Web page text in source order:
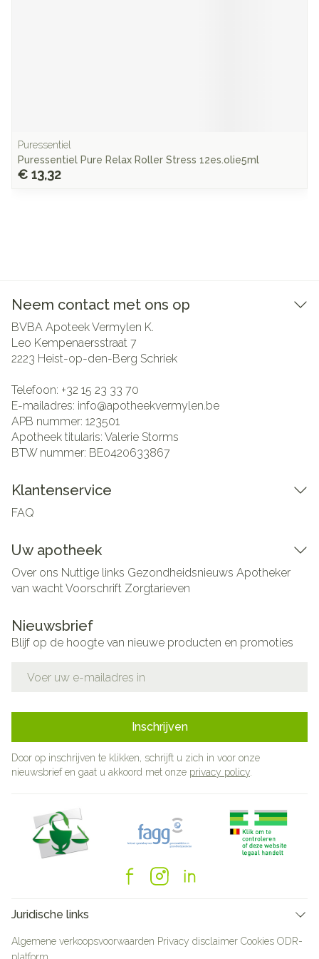
Puressentiel
Puressentiel Pure Relax Roller Stress 12es.olie5ml
€ 13,32
Neem contact met ons op
BVBA Apoteek Vermylen K.
Leo Kempenaersstraat 7
2223 Heist-op-den-Berg Schriek
Telefoon: +32 15 23 33 70
E-mailadres: info@apotheekvermylen.be
APB nummer: 123501
Apotheek titularis: Valerie Storms
BTW nummer: BE0420633867
Klantenservice
FAQ
Uw apotheek
Over ons Nuttige links Gezondheidsnieuws Apotheker
van wachtVoorschrift Zorgtarieven
Nieuwsbrief
Blijf op de hoogte van nieuwe producten en promoties
Inschrijven
Door op inschrijven te klikken, schrijft u zich in voor onze
nieuwsbrief en gaat u akkoord met onze privacy policy
Juridische links
Algemene verkoopsvoorwaarden Privacy disclaimer Cookies ODR-